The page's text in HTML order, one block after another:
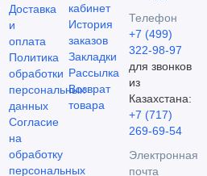
Доставка
и
оплата
Политика
обработки
персональных
данных
Согласие
на
обработку
персональных
кабинет
История
заказов
Закладки
Рассылка
Возврат
товара
Телефон
+7 (499)
322-98-97
для звонков
из
Казахстана:
+7 (717)
269-69-54
Электронная
почта